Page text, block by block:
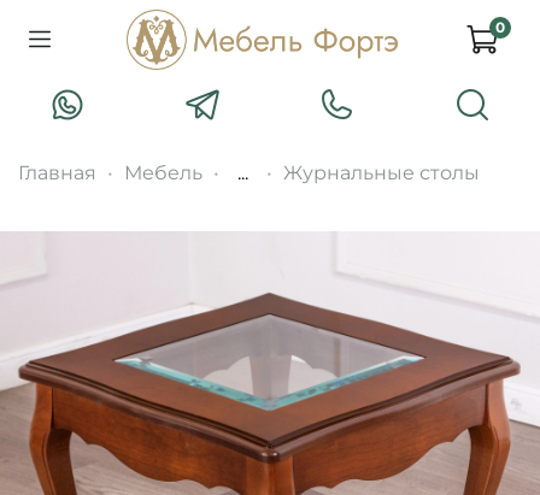
0
Главная Мебель ... Журнальные столы